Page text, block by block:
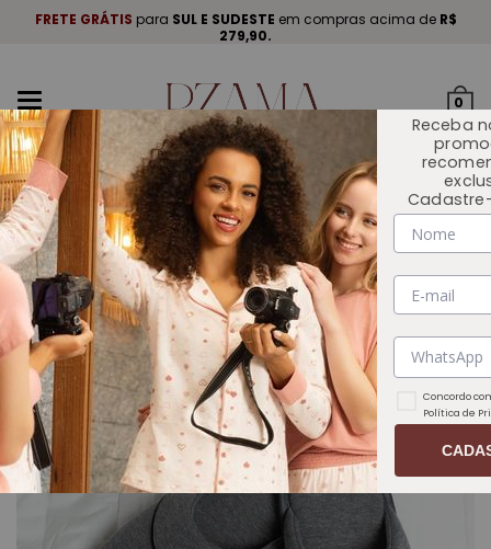
FRETE GRÁTIS para SUL E SUDESTE em compras acima de R$
279,90.
navegação
0
INÍCIO COLEÇÕES
Receba
Concordo
Política de